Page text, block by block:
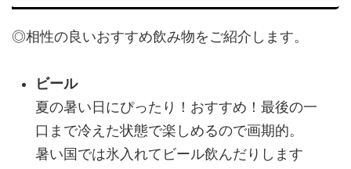
◎相性の良いおすすめ飲み物をご紹介します。
ビール
夏の暑い日にぴったり！おすすめ！最後の一
口まで冷えた状態で楽しめるので画期的。
暑い国では氷入れてビール飲んだりします